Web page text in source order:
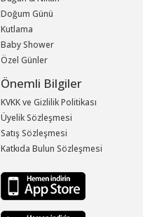
Doğum Günü
Kutlama
Baby Shower
Özel Günler
Önemli Bilgiler
KVKK ve Gizlilik Politikası
Üyelik Sözleşmesi
Satış Sözleşmesi
Katkıda Bulun Sözleşmesi